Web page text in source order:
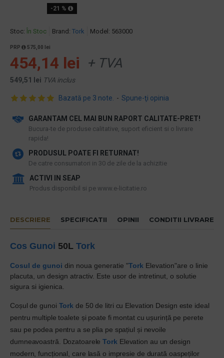
-21 %
Stoc: În Stoc Brand: Tork Model: 563000
Bazată pe 3 note. - Spune-ţi opinia
PRP 575,00 lei
454,14 lei + TVA
549,51 lei TVA inclus
GARANTAM CEL MAI BUN RAPORT CALITATE-PRET!
​Bucura-te de produse calitative, suport eficient si o livrare
rapida!
PRODUSUL POATE FI RETURNAT!
De catre consumatori in 30 de zile de la achizitie
ACTIVI IN SEAP
Produs disponibil si pe www.e-licitatie.ro
DESCRIERE SPECIFICATII OPINII CONDITII LIVRARE
Cos Gunoi 50L Tork
Cosul de gunoi din noua generatie "Tork Elevation"are o linie
placuta, un design atractiv. Este usor de intretinut, o solutie
sigura si igienica.
Coșul de gunoi Tork de 50 de litri cu Elevation Design este ideal
pentru multiple toalete și poate fi montat cu ușurință pe perete
sau pe podea pentru a se plia pe spațiul și nevoile
dumneavoastră. DozatoareleTork Elevation au un design
modern, funcțional, care lasă o impresie de durată oaspeților